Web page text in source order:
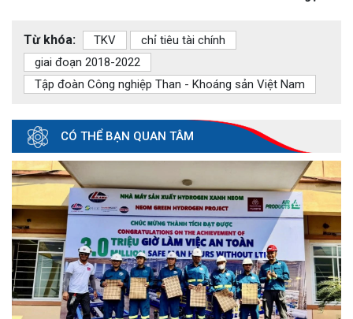
Từ khóa: TKV
chỉ tiêu tài chính
giai đoạn 2018-2022
Tập đoàn Công nghiệp Than - Khoáng sản Việt Nam
CÓ THỂ BẠN QUAN TÂM